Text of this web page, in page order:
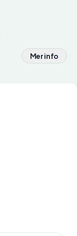
Mer info